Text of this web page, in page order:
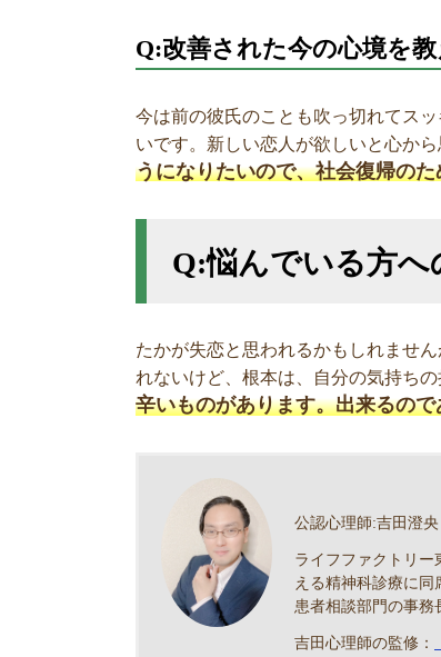
Q:改善された今の心境を
今は前の彼氏のことも吹っ切れてス
いです。新しい恋人が欲しいと心か
うになりたいので、社会復帰の
Q:悩んでいる方
たかが失恋と思われるかもしれませ
れないけど、根本は、自分の気持ち
辛いものがあります。出来るの
公認心理師:吉田澄央
ライフファクトリー
える精神科診療に同
患者相談部門の事務
吉田心理師の監修：